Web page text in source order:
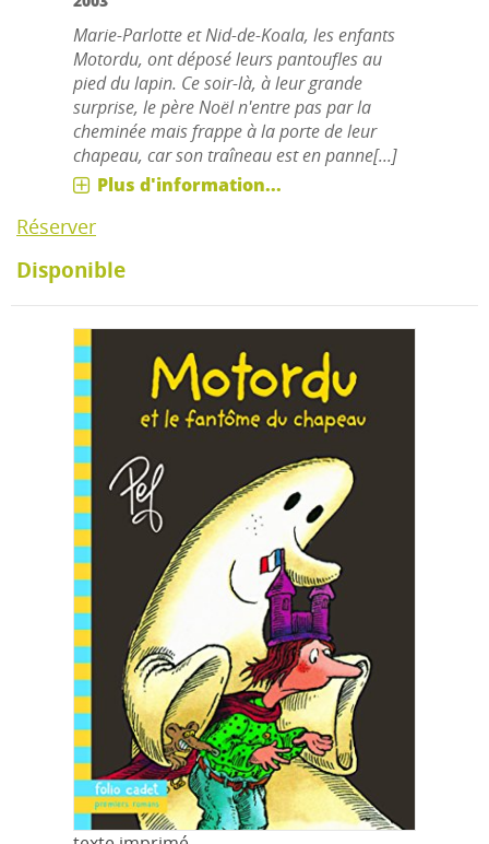
Marie-Parlotte et Nid-de-Koala, les enfants
Motordu, ont déposé leurs pantoufles au
pied du lapin. Ce soir-là, à leur grande
surprise, le père Noël n'entre pas par la
cheminée mais frappe à la porte de leur
chapeau, car son traîneau est en panne[...]
Plus d'information...
Réserver
Disponible